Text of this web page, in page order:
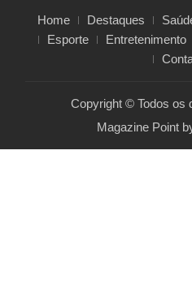
Home Destaques
Esporte
Entretenimento
Copyright © Todos os
Magazine Point